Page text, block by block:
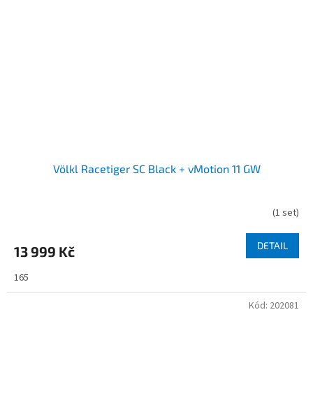
Völkl Racetiger SC Black + vMotion 11 GW
(1 set)
13 999 Kč DETAIL
165
Kód: 202081